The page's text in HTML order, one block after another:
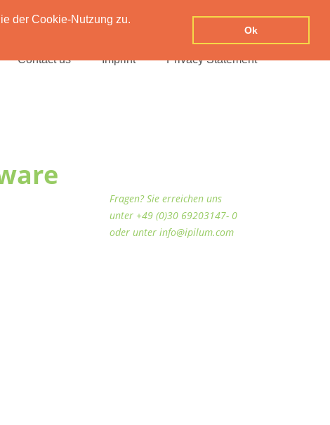
der Cookie-Nutzung zu.
Ok
Contact us Imprint Privacy Statement
Fragen? Sie erreichen uns
unter +49 (0)30 69203147- 0
oder unter info@ipilum.com